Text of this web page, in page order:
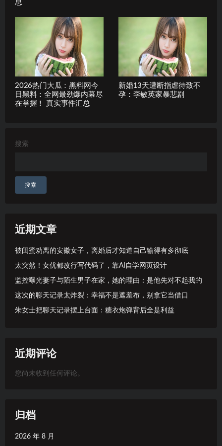
总
2026热门大瓜：黑料网今
日黑料：全网最劲爆内幕尽
在掌握！ 真实事件汇总
新婚13天遭断指虐待致不
孕：李敏英家暴悲剧
搜索
搜索
近期文章
被闺蜜劝离的安徽女子，离婚后才知道自己输得有多彻底
太突然！女优都改行写代码了，靠AI自学网页设计
监控曝光妻子与陌生男子在家，她的理由：是他先对不起我的
这次的聊天记录太炸裂：幸福不是遮羞布，别拿它当借口
朱女士把聊天记录摆上台面：糖衣炮弹背后全是利益
近期评论
您尚未收到任何评论。
归档
2026 年 8 月